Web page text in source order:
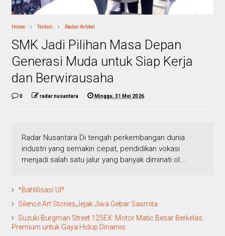
Home Terkini Radar Artikel
SMK Jadi Pilihan Masa Depan
Generasi Muda untuk Siap Kerja
dan Berwirausaha
0 radar nusantara Minggu, 31 Mei 2026
Radar Nusantara Di tengah perkembangan dunia
industri yang semakin cepat, pendidikan vokasi
menjadi salah satu jalur yang banyak diminati ol...
*Bahlilisasi UI*
Silence Art Stories,Jejak Jiwa Gebar Sasmita
Suzuki Burgman Street 125EX: Motor Matic Besar Berkelas
Premium untuk Gaya Hidup Dinamis